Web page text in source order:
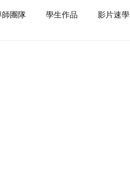
師團隊 學生作品 影片速學